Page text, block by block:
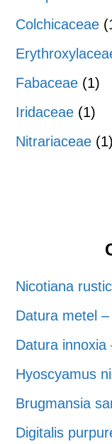
Colchicaceae
Fabaceae (1)
Iridaceae (1)
Nitrariaceae (1)
Nicotiana
Datura metel
Datura innoxia
Hyoscyamus
Brugmansia
Digitalis